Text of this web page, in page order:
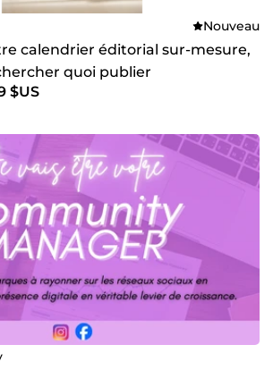
Nouveau
calendrier éditorial sur-mesure,
quoi publier
$US